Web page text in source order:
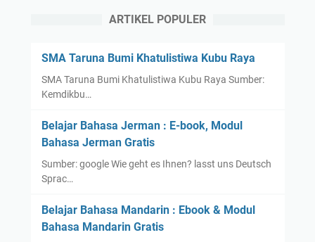
s
a
s
i
k
o
g
ARTIKEL POPULER
SMA Taruna Bumi Khatulistiwa Kubu Raya
SMA Taruna Bumi Khatulistiwa Kubu Raya Sumber:
Kemdikbu…
Belajar Bahasa Jerman : E-book, Modul
Bahasa Jerman Gratis
Sumber: google Wie geht es Ihnen? lasst uns Deutsch
Sprac…
Belajar Bahasa Mandarin : Ebook & Modul
Bahasa Mandarin Gratis